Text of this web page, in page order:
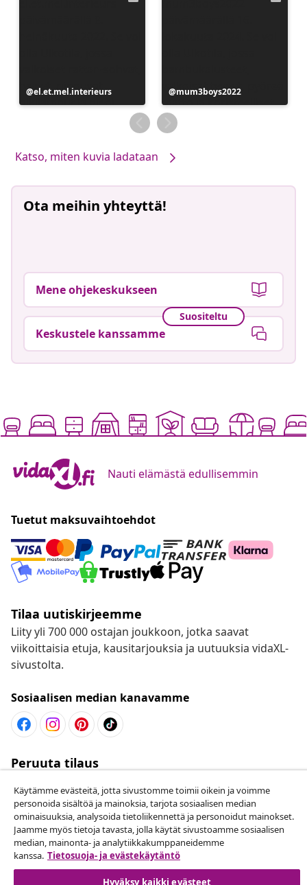
Julkaissut
el.et.mel.interieurs Julkaissut
mum3boys2022
Katso, miten kuvia ladataan
Ota meihin yhteyttä!
Mene ohjekeskukseen
Suositeltu
Keskustele kanssamme
Nauti elämästä edullisemmin
Tuetut maksuvaihtoehdot
Tilaa uutiskirjeemme
Liity yli 700 000 ostajan joukkoon, jotka saavat
viikoittaisia etuja, kausitarjouksia ja uutuuksia vidaXL-
sivustolta.
Sosiaalisen median kanavamme
Peruuta tilaus
Peruuta tilaus
Käytämme evästeitä, jotta sivustomme toimii oikein ja voimme
personoida sisältöä ja mainoksia, tarjota sosiaalisen median
ominaisuuksia, analysoida tietoliikennettä ja personoidut mainokset.
Jaamme myös tietoja tavasta, jolla käytät sivustoamme sosiaalisen
median, mainonta- ja analytiikkakumppaneidemme
kanssa. Tietosuoja- ja evästekäytäntö
Hyväksy kaikki evästeet